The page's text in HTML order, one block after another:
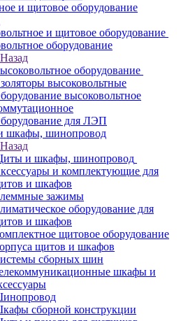
и щитовое оборудование
и щитовое оборудование
оборудование
Назад
оборудование
высоковольтные
высоковольтное
для ЛЭП
шкафы, шинопровод
Назад
и шкафы, шинопровод
и комплектующие для
и шкафов
зажимы
оборудование для
и шкафов
щитовое оборудование
щитов и шкафов
сборных шин
шкафы и
сборной конструкции